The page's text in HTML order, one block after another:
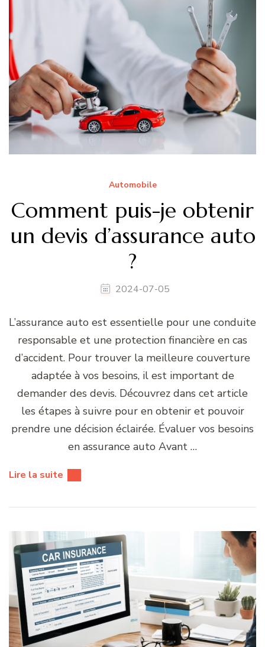
Automobile
Comment puis-je obtenir
un devis d’assurance auto
?
2024-07-05
L’assurance auto est essentielle pour une conduite
responsable et une protection financière en cas
d’accident. Pour trouver la meilleure couverture
adaptée à vos besoins, il est important de
demander des devis. Découvrez dans cet article
les étapes à suivre pour en obtenir et pouvoir
prendre une décision éclairée. Évaluer vos besoins
en assurance auto Avant …
Lire la suite